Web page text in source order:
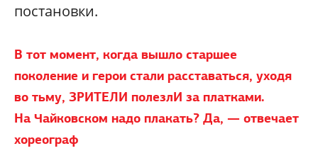
постановки.
В тот момент, когда вышло старшее
поколение и герои стали расставаться, уходя
во тьму, ЗРИТЕЛИ полезлИ за платками.
На Чайковском надо плакать? Да, — отвечает
хореограф